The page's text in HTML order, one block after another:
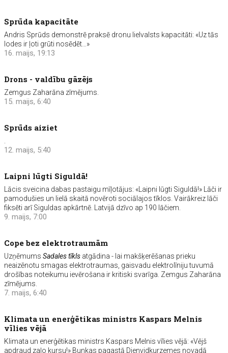
Sprūda kapacitāte
Andris Sprūds demonstrē praksē dronu lielvalsts kapacitāti: «Uz tās
lodes ir ļoti grūti nosēdēt…»
16. maijs, 19:13
Drons - valdību gāzējs
Zemgus Zaharāna zīmējums.
15. maijs, 6:40
Sprūds aiziet
12. maijs, 5:40
Laipni lūgti Siguldā!
Lācis sveicina dabas pastaigu mīļotājus: «Laipni lūgti Siguldā!» Lāči ir
pamodušies un lielā skaitā novēroti sociālajos tīklos. Vairākreiz lāči
fiksēti arī Siguldas apkārtnē. Latvijā dzīvo ap 190 lāčiem.
9. maijs, 7:00
Cope bez elektrotraumām
UzņēmumsSadales tīkls atgādina - lai makšķerēšanas prieku
neaizēnotu smagas elektrotraumas, gaisvadu elektrolīniju tuvumā
drošības noteikumu ievērošana ir kritiski svarīga. Zemgus Zaharāna
zīmējums.
7. maijs, 6:40
Klimata un enerģētikas ministrs Kaspars Melnis
vīlies vējā
Klimata un enerģētikas ministrs Kaspars Melnis vīlies vējā: «Vējš
apdraud zaļo kursu!» Bunkas pagastā Dienvidkurzemes novadā